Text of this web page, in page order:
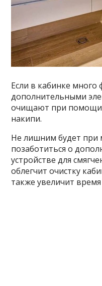
Если в кабинке
дополнительными
очищают при помощи
накипи.
Не лишним будет
позаботиться о
устройстве для
облегчит очистку
также увеличит